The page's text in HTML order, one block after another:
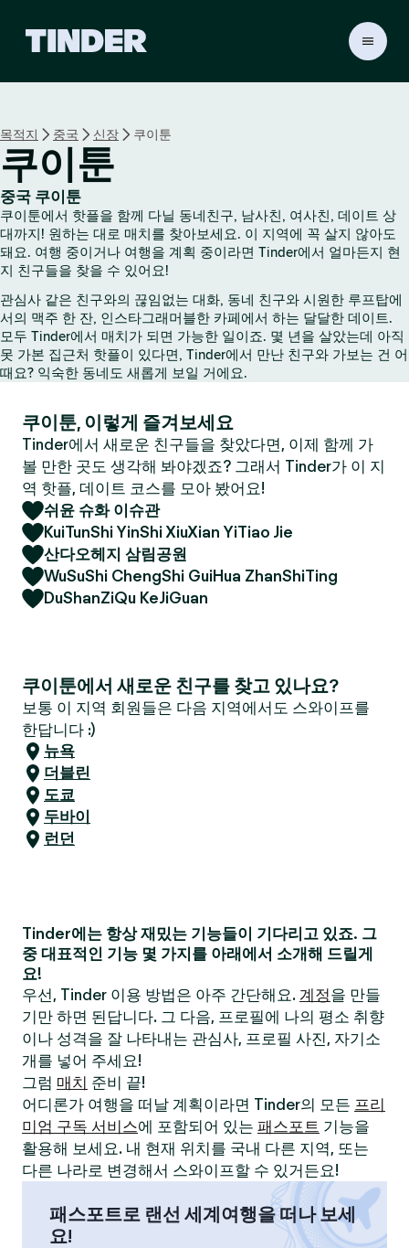
r
목적지 중국 신장 쿠이툰
쿠이툰
중국 쿠이툰
쿠이툰에서 핫플을 함께 다닐 동네친구, 남사친, 여사친, 데이트 상
대까지! 원하는 대로 매치를 찾아보세요. 이 지역에 꼭 살지 않아도
돼요. 여행 중이거나 여행을 계획 중이라면 Tinder에서 얼마든지 현
지 친구들을 찾을 수 있어요!
관심사 같은 친구와의 끊임없는 대화, 동네 친구와 시원한 루프탑에
서의 맥주 한 잔, 인스타그래머블한 카페에서 하는 달달한 데이트.
모두 Tinder에서 매치가 되면 가능한 일이죠. 몇 년을 살았는데 아직
못 가본 집근처 핫플이 있다면, Tinder에서 만난 친구와 가보는 건 어
때요? 익숙한 동네도 새롭게 보일 거에요.
쿠이툰, 이렇게 즐겨보세요
Tinder에서 새로운 친구들을 찾았다면, 이제 함께 가
볼 만한 곳도 생각해 봐야겠죠? 그래서 Tinder가 이 지
역 핫플, 데이트 코스를 모아 봤어요!
쉬윤 슈화 이슈관
KuiTunShi YinShi XiuXian YiTiao Jie
산다오헤지 삼림공원
WuSuShi ChengShi GuiHua ZhanShiTing
DuShanZiQu KeJiGuan
쿠이툰에서 새로운 친구를 찾고 있나요?
보통 이 지역 회원들은 다음 지역에서도 스와이프를
한답니다 :)
뉴욕
더블린
도쿄
두바이
런던
Tinder에는 항상 재밌는 기능들이 기다리고 있죠. 그
중 대표적인 기능 몇 가지를 아래에서 소개해 드릴게
요!
우선, Tinder 이용 방법은 아주 간단해요. 계정을 만들
기만 하면 된답니다. 그 다음, 프로필에 나의 평소 취향
이나 성격을 잘 나타내는 관심사, 프로필 사진, 자기소
개를 넣어 주세요!
그럼 매치 준비 끝!
어디론가 여행을 떠날 계획이라면 Tinder의 모든 프리
미엄 구독 서비스에 포함되어 있는 패스포트 기능을
활용해 보세요. 내 현재 위치를 국내 다른 지역, 또는
다른 나라로 변경해서 스와이프할 수 있거든요!
패스포트로 랜선 세계여행을 떠나 보세
요!